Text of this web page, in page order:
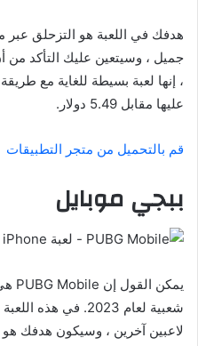
هدفك في اللعبة هو التزحلق
جميل ، وسيتعين عليك التأكد
، إنها لعبة بسيطة للغاية مع
عليها مقابل 5.49 دولار.
قم بالتحميل من متجر التطبيقات
ببجي موبايل
شعبية لعام 2023.
لاعبين آخرين ، وسيكون هدفك هو